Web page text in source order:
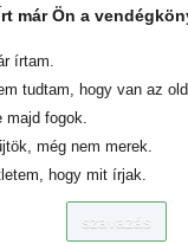
már Ön a
írtam.
tudtam, hogy van az
majd fogok.
még nem merek.
hogy mit írjak.